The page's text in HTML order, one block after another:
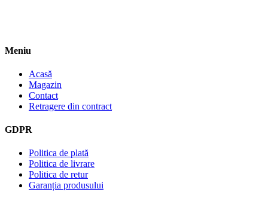
Meniu
Acasă
Magazin
Contact
Retragere din contract
GDPR
Politica de plată
Politica de livrare
Politica de retur
Garanția produsului